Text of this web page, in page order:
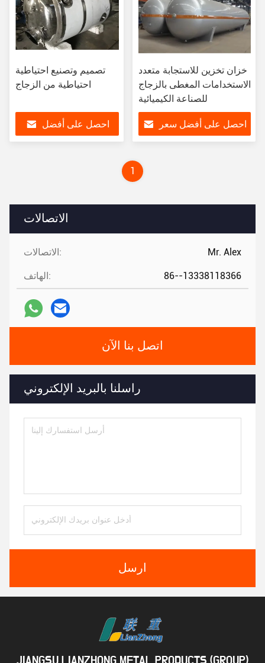
الاتصالات
الاتصالات: Mr. Alex
الهاتف: 86--13338118366
اتصل بنا الآن
راسلنا بالبريد الإلكتروني
ارسل
تصميم وتصنيع احتياطية
احتياطية من الزجاج
احصل على أفضل
خزان تخزين للاستجابة متعدد
الاستخدامات المغطى بالزجاج
للصناعة الكيميائية
احصل على أفضل سعر
1
JIANGSU LIANZHONG METAL PRODUCTS (GROUP)